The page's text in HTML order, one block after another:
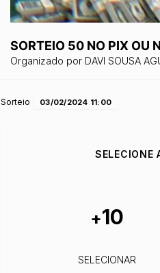
SORTEIO 50 NO PIX OU
Organizado por DAVI SOUSA
Sorteio 03/02/2024 11:00
SELECIONE
+10
SELECIONAR